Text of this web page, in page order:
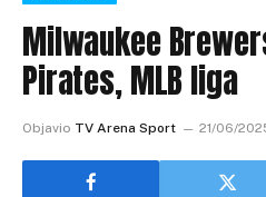
Milwaukee
Pirates, MLB liga
Objavio TV Arena Sport 21/06/